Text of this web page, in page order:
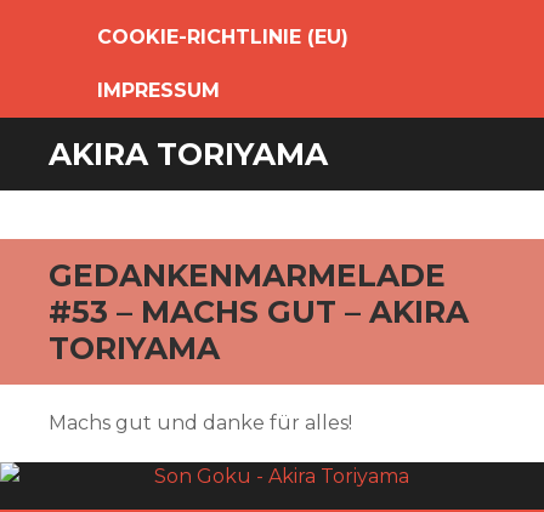
COOKIE-RICHTLINIE (EU)
IMPRESSUM
AKIRA TORIYAMA
GEDANKENMARMELADE
#53 – MACHS GUT – AKIRA
TORIYAMA
Machs gut und danke für alles!